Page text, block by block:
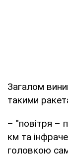
Загалом
такими
– "повітря –
км та
головкою